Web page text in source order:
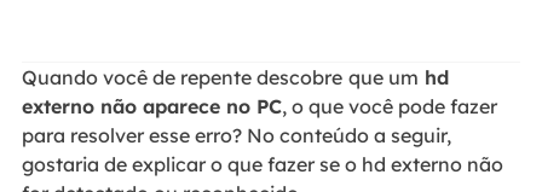
Quando você de repente descobre que um hd
externo não aparece no PC, o que você pode fazer
para resolver esse erro? No conteúdo a seguir,
gostaria de explicar o que fazer se o hd externo não